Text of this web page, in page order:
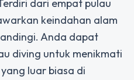
dari empat pulau
keindahan alam
Anda dapat
diving untuk menikmati
luar biasa di